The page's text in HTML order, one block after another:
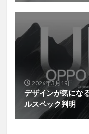
2026年3月19日
デザインが気にな
ルスペック判明